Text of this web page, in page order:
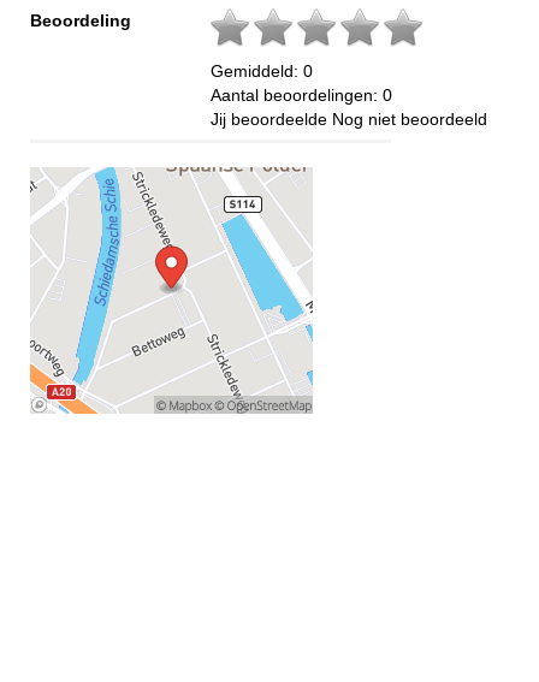
Beoordeling
Gemiddeld: 0
Aantal beoordelingen: 0
Jij beoordeelde Nog niet beoordeeld